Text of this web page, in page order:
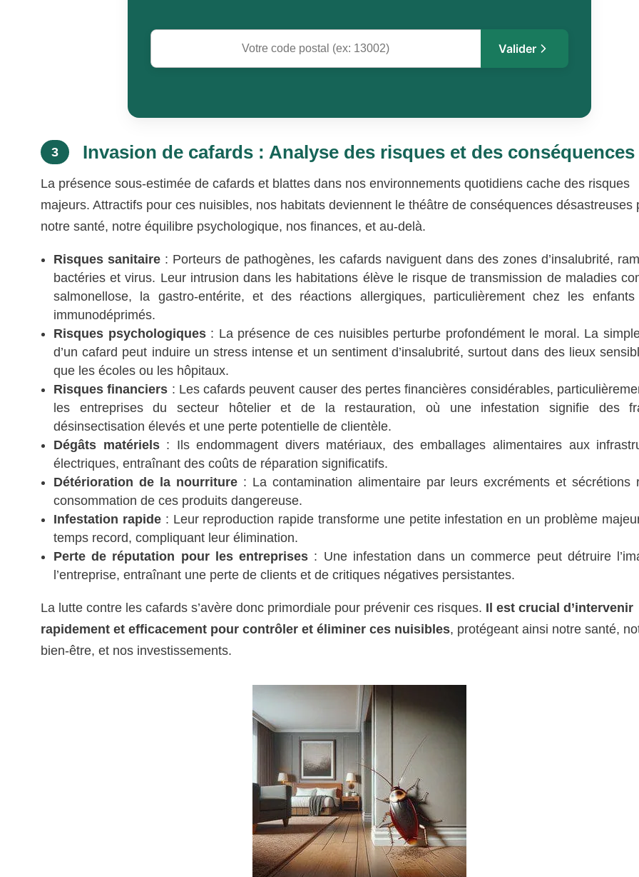
Valider
3 Invasion de cafards : Analyse des risques et des conséquences
La présence sous-estimée de cafards et blattes dans nos environnements quotidiens cache des risques
majeurs. Attractifs pour ces nuisibles, nos habitats deviennent le théâtre de conséquences désastreuses
notre santé, notre équilibre psychologique, nos finances, et au-delà.
Risques sanitaire : Porteurs de pathogènes, les cafards naviguent dans des zones d’insalubrité,
bactéries et virus. Leur intrusion dans les habitations élève le risque de transmission de maladies
salmonellose, la gastro-entérite, et des réactions allergiques, particulièrement chez les
immunodéprimés.
Risques psychologiques: La présence de ces nuisibles perturbe profondément le moral. La
d’un cafard peut induire un stress intense et un sentiment d’insalubrité, surtout dans des lieux
que les écoles ou les hôpitaux.
Risques financiers : Les cafards peuvent causer des pertes financières considérables,
les entreprises du secteur hôtelier et de la restauration, où une infestation signifie des
désinsectisation élevés et une perte potentielle de clientèle.
Dégâts matériels: Ils endommagent divers matériaux, des emballages alimentaires aux
électriques, entraînant des coûts de réparation significatifs.
Détérioration de la nourriture: La contamination alimentaire par leurs excréments et sécrétions
consommation de ces produits dangereuse.
Infestation rapide: Leur reproduction rapide transforme une petite infestation en un problème
temps record, compliquant leur élimination.
Perte de réputation pour les entreprises : Une infestation dans un commerce peut détruire
l’entreprise, entraînant une perte de clients et de critiques négatives persistantes.
La lutte contre les cafards s’avère donc primordiale pour prévenir ces risques. Il est crucial d’intervenir
rapidement et efficacement pour contrôler et éliminer ces nuisibles, protégeant ainsi notre santé,
bien-être, et nos investissements.